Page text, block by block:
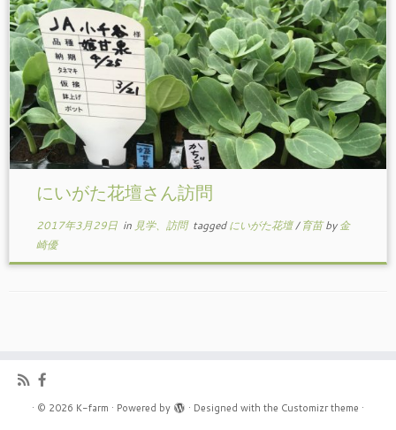
にいがた花壇さん訪問
2017年3月29日in 見学、訪問 taggedにいがた花壇/育苗by金
崎優
· © 2026 K-farm · Powered by · Designed with the Customizr theme ·